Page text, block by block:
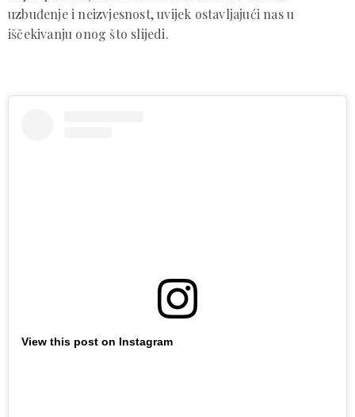
uzbuđenje i neizvjesnost, uvijek ostavljajući nas u
iščekivanju onog što slijedi.
View this post on Instagram